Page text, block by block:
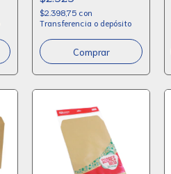
$2.398,75 con
Transferencia o depósito